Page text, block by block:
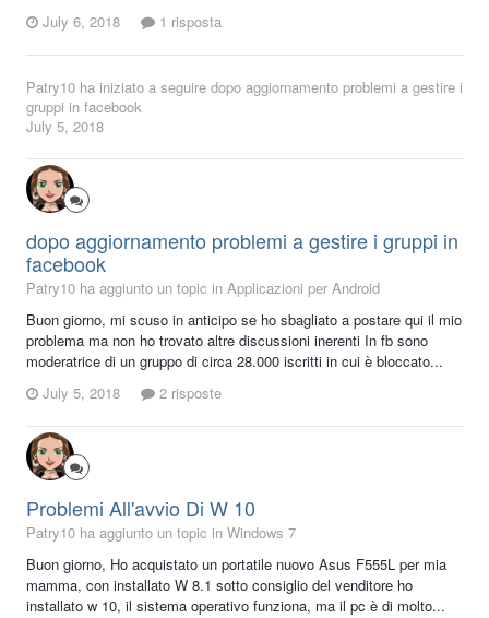
July 6, 2018
1 risposta
Patry10 ha iniziato a seguire dopo aggiornamento problemi a gestire i
gruppi in facebook
July 5, 2018
dopo aggiornamento problemi a gestire i gruppi in
facebook
Patry10 ha aggiunto un topic in Applicazioni per Android
Buon giorno, mi scuso in anticipo se ho sbagliato a postare qui il mio
problema ma non ho trovato altre discussioni inerenti In fb sono
moderatrice di un gruppo di circa 28.000 iscritti in cui è bloccato...
July 5, 2018
2 risposte
Problemi All'avvio Di W 10
Patry10 ha aggiunto un topic in Windows 7
Buon giorno, Ho acquistato un portatile nuovo Asus F555L per mia
mamma, con installato W 8.1 sotto consiglio del venditore ho
installato w 10, il sistema operativo funziona, ma il pc è di molto...